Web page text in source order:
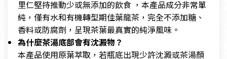
里仁堅持推動少或無添加的飲食 ，本產品成分非常單
純，僅有水和有機轉型期佳葉龍茶，完全不添加糖、
香料或防腐劑，呈現茶葉最真實的純淨風味。
為什麼茶湯底部會有沈澱物？
本產品使用原葉萃取，若瓶底出現少許沈澱或茶湯顏